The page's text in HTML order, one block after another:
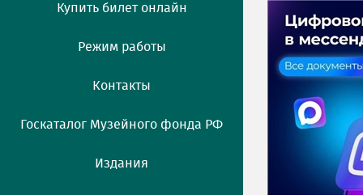
Купить билет онлайн
Режим работы
Контакты
Госкаталог Музейного фонда РФ
Издания